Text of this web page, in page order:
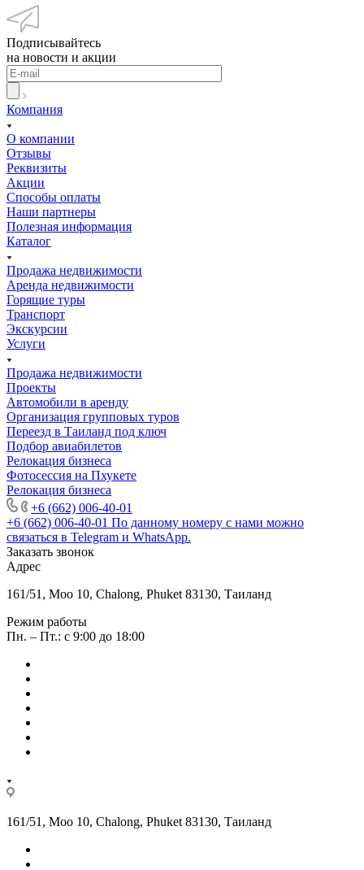
Подписывайтесь
на новости и акции
Компания
О компании
Отзывы
Реквизиты
Акции
Способы оплаты
Наши партнеры
Полезная информация
Каталог
Продажа недвижимости
Аренда недвижимости
Горящие туры
Транспорт
Экскурсии
Услуги
Продажа недвижимости
Проекты
Автомобили в аренду
Организация групповых туров
Переезд в Таиланд под ключ
Подбор авиабилетов
Релокация бизнеса
Фотоcессия на Пхукете
Релокация бизнеса
+6 (662) 006-40-01
+6 (662) 006-40-01 По данному номеру с нами можно
связаться в Telegram и WhatsApp.
Заказать звонок
Адрес
161/51, Moo 10, Chalong, Phuket 83130, Таиланд
Режим работы
Пн. – Пт.: с 9:00 до 18:00
161/51, Moo 10, Chalong, Phuket 83130, Таиланд